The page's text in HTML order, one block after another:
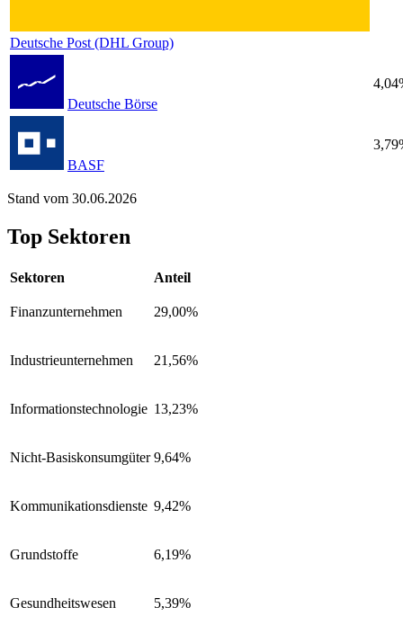
Deutsche Post (DHL Group)
Deutsche Börse
BASF
Stand vom 30.06.2026
Top Sektoren
Sektoren Anteil
Finanzunternehmen 29,00%
Industrieunternehmen 21,56%
Informationstechnologie 13,23%
Nicht-Basiskonsumgüter 9,64%
Kommunikationsdienste 9,42%
Grundstoffe 6,19%
Gesundheitswesen 5,39%